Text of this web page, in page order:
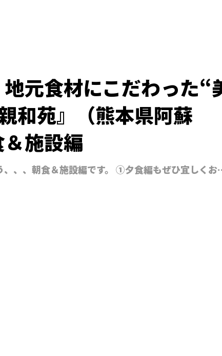
元食材にこだわった“
和苑』（熊本県阿蘇
施設編
、、、朝食＆施設編です。 ①夕食編もぜひ宜しく